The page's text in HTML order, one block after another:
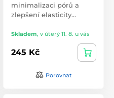
minimalizaci pórů a
zlepšení elasticity…
Skladem, v úterý 11. 8. u vás
245 Kč
Porovnat